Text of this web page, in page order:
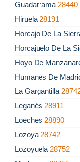
Guadarrama 28440
Hiruela 28191
Horcajo De La
Horcajuelo De La
Hoyo De
Humanes De
La Gargantilla
Leganés 28911
Loeches 28890
Lozoya 28742
Lozoyuela 28752